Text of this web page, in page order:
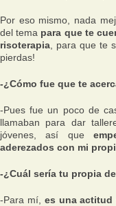
Por eso mismo, nada
del tema para que te
risoterapia , para que te
pierdas!
-¿Cómo fue que te
-Pues fue un poco de
llamaban para dar
jóvenes, así que
aderezados con mi
-¿Cuál sería tu propia
-Para mí, es una actitud